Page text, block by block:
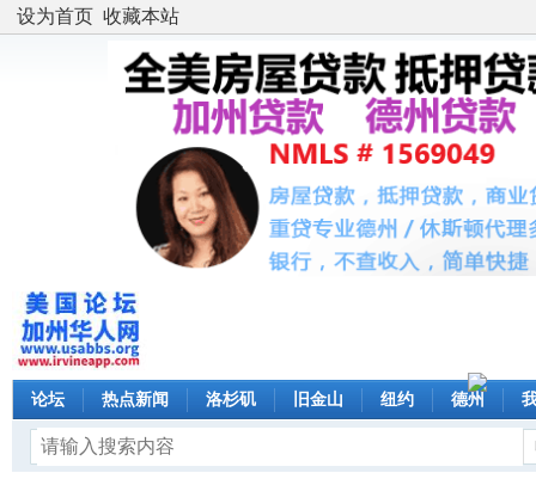
设为首页 收藏本站
论坛 热点新闻 洛杉矶 旧金山 纽约 德州